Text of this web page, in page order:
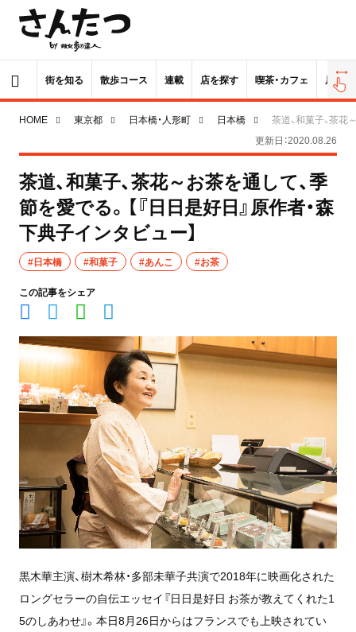
街を知る 散歩コース 連載 店を探す 喫茶・カフェ 居酒屋
HOME 東京都 日本橋・人形町 日本橋
茶道、和菓子、茶花
更新日：2020.08.26
茶道、和菓子、茶花～お茶を通して、季
節を愛でる。【『日日是好日』原作者・森
下典子インタビュー】
#日本橋 #和菓子 #あんこ #お茶
この記事をシェア
黒木華主演、樹木希林・多部未華子共演で2018年に映画化された
ロングセラーの自伝エッセイ『日日是好日 お茶が教えてくれた1
5のしあわせ』。本日8月26日からはフランスでも上映されてい